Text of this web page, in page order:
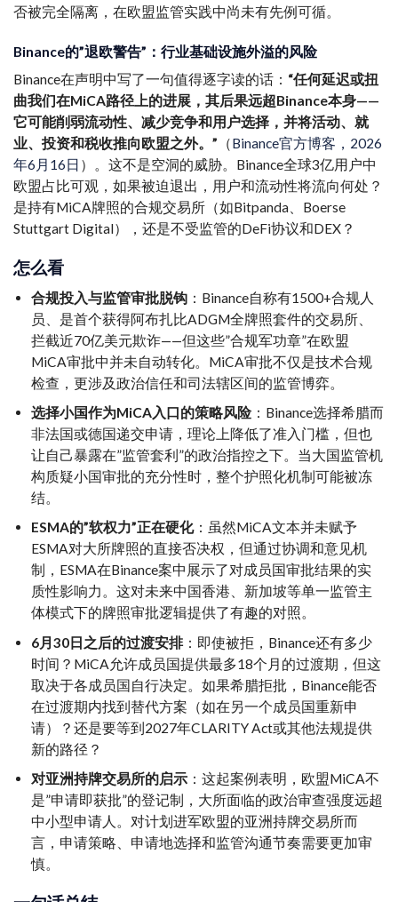
否被完全隔离，在欧盟监管实践中尚未有先例可循。
Binance的”退欧警告”：行业基础设施外溢的风险
Binance在声明中写了一句值得逐字读的话： “任何延迟或扭
曲我们在MiCA路径上的进展，其后果远超Binance本身——
它可能削弱流动性、减少竞争和用户选择，并将活动、就
业、投资和税收推向欧盟之外。” （Binance官方博客，2026
年6月16日 ）。这不是空洞的威胁。Binance全球3亿用户中
欧盟占比可观，如果被迫退出，用户和流动性将流向何处？
是持有MiCA牌照的合规交易所（如Bitpanda、Boerse
Stuttgart Digital），还是不受监管的DeFi协议和DEX？
怎么看
合规投入与监管审批脱钩 ：Binance自称有1500+合规人
员、是首个获得阿布扎比ADGM全牌照套件的交易所、
拦截近70亿美元欺诈——但这些”合规军功章”在欧盟
MiCA审批中并未自动转化。MiCA审批不仅是技术合规
检查，更涉及政治信任和司法辖区间的监管博弈。
选择小国作为MiCA入口的策略风险：Binance选择希腊而
非法国或德国递交申请，理论上降低了准入门槛，但也
让自己暴露在”监管套利”的政治指控之下。当大国监管机
构质疑小国审批的充分性时，整个护照化机制可能被冻
结。
ESMA的”软权力”正在硬化：虽然MiCA文本并未赋予
ESMA对大所牌照的直接否决权，但通过协调和意见机
制，ESMA在Binance案中展示了对成员国审批结果的实
质性影响力。这对未来中国香港、新加坡等单一监管主
体模式下的牌照审批逻辑提供了有趣的对照。
6月30日之后的过渡安排：即使被拒，Binance还有多少
时间？MiCA允许成员国提供最多18个月的过渡期，但这
取决于各成员国自行决定。如果希腊拒批，Binance能否
在过渡期内找到替代方案（如在另一个成员国重新申
请）？还是要等到2027年CLARITY Act或其他法规提供
新的路径？
对亚洲持牌交易所的启示 ：这起案例表明，欧盟MiCA不
是”申请即获批”的登记制，大所面临的政治审查强度远超
中小型申请人。对计划进军欧盟的亚洲持牌交易所而
言，申请策略、申请地选择和监管沟通节奏需要更加审
慎。